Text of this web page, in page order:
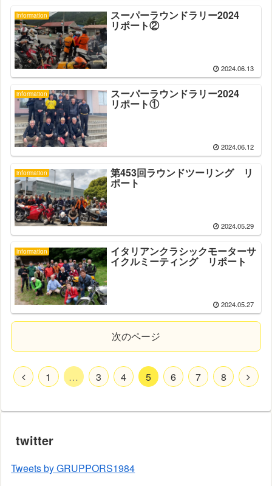
information スーパーラウンドラリー2024
リポート②
2024.06.13
information スーパーラウンドラリー2024
リポート①
2024.06.12
information 第453回ラウンドツーリング リ
ポート
2024.05.29
information イタリアンクラシックモーターサ
イクルミーティング リポート
2024.05.27
次のページ
1 … 3 4 5 6 7 8
twitter
Tweets by GRUPPORS1984